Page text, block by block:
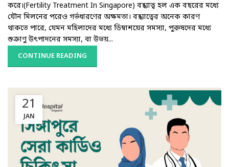
করে।(Fertility Treatment In Singapore) বন্ধ্যাত্ব হল এক বছরের মধ্যে
যৌন মিলনের পরেও গর্ভধারণের অক্ষমতা। বন্ধ্যাত্বের অনেক কারণ
থাকতে পারে, যেমন মহিলাদের মধ্যে ডিম্বাশয়ের সমস্যা, পুরুষদের মধ্যে
শুক্রাণু উৎপাদনের সমস্যা, বা উভয়...
CONTINUE READING
21
JAN